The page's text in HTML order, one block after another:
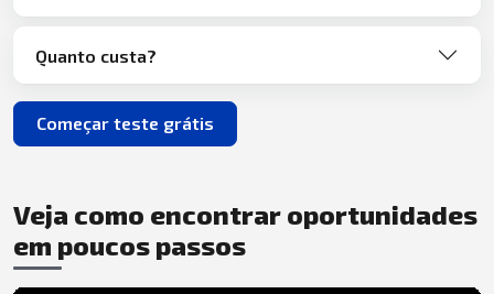
Quanto custa?
Começar teste grátis
Veja como encontrar oportunidades
em poucos passos